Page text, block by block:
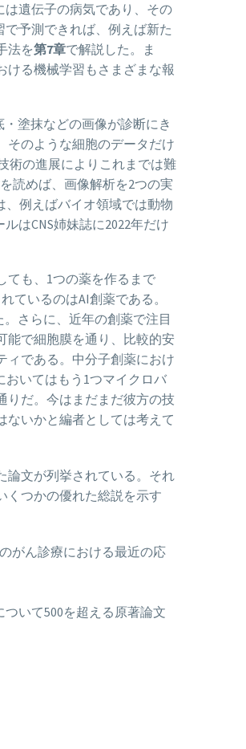
遺伝子の病気であり、その
予測できれば、例えば新た
法を第7章で解説した。ま
ける機械学習もさまざまな報
塗抹などの画像が診断にき
そのような細胞のデータだけ
術の進展によりこれまでは難
を読めば、画像解析を2つの実
例えばバイオ領域では動物
はCNS姉妹誌に2022年だけ
ても、1つの薬を作るまで
ているのはAI創薬である。
さらに、近年の創薬で注目
能で細胞膜を通り、比較的安
ィである。中分子創薬におけ
いてはもう1つマイクロバ
りだ。今はまだまだ彼方の技
ないかと編者としては考えて
論文が列挙されている。それ
くつかの優れた総説を示す
がん診療における最近の応
いて500を超える原著論文